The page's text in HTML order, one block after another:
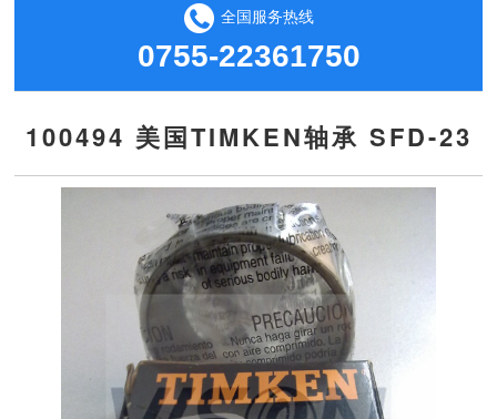
全国服务热线
0755-22361750
100494 美国TIMKEN轴承 SFD-23